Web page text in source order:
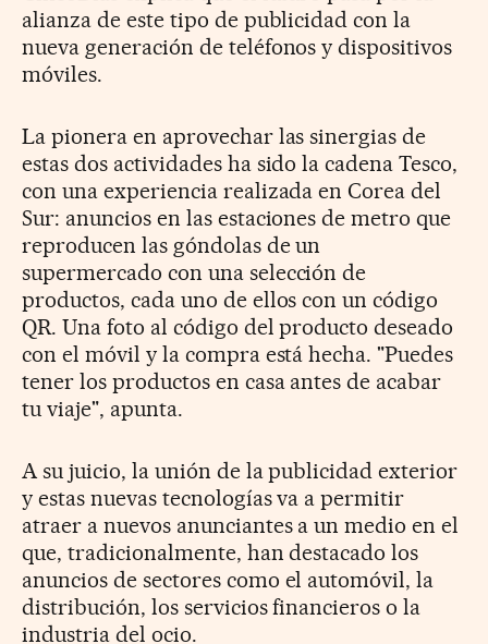
alianza de este tipo de publicidad con la
nueva generación de teléfonos y dispositivos
móviles.
La pionera en aprovechar las sinergias de
estas dos actividades ha sido la cadena Tesco,
con una experiencia realizada en Corea del
Sur: anuncios en las estaciones de metro que
reproducen las góndolas de un
supermercado con una selección de
productos, cada uno de ellos con un código
QR. Una foto al código del producto deseado
con el móvil y la compra está hecha. "Puedes
tener los productos en casa antes de acabar
tu viaje", apunta.
A su juicio, la unión de la publicidad exterior
y estas nuevas tecnologías va a permitir
atraer a nuevos anunciantes a un medio en el
que, tradicionalmente, han destacado los
anuncios de sectores como el automóvil, la
distribución, los servicios financieros o la
industria del ocio.